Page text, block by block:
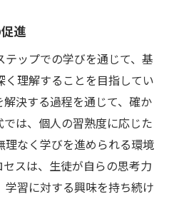
進
ップでの学びを通じて、基
理解することを目指してい
決する過程を通じて、確か
は、個人の習熟度に応じた
理なく学びを進められる環境
スは、生徒が自らの思考力
習に対する興味を持ち続け